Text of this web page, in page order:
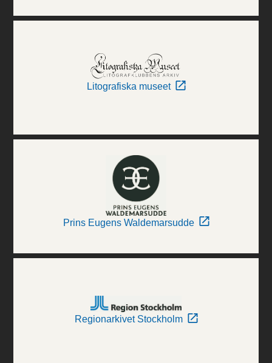
Litografiska museet
Prins Eugens Waldemarsudde
Regionarkivet Stockholm